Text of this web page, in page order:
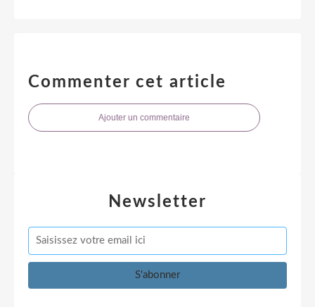
Commenter cet article
Ajouter un commentaire
Newsletter